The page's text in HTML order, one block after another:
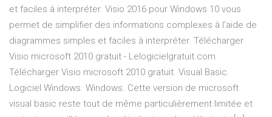
et faciles à interpréter. Visio 2016 pour Windows 10 vous
permet de simplifier des informations complexes à l'aide de
diagrammes simples et faciles à interpréter. Télécharger
Visio microsoft 2010 gratuit - Lelogicielgratuit.com
Télécharger Visio microsoft 2010 gratuit. Visual Basic.
Logiciel Windows. Windows. Cette version de microsoft
visual basic reste tout de même particulièrement limitée et